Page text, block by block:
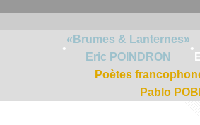
•
«Brumes & Lanternes»
Eric POINDRON
•
Poètes
Pablo